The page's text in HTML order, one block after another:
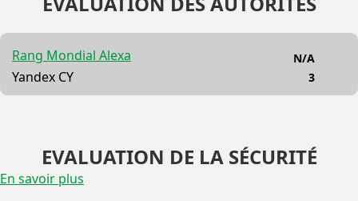
Rang Mondial Alexa
Yandex CY
N/A
3
EVALUATION DE LA SÉCURITÉ
En savoir plus